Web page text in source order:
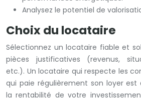
Analysez le potentiel de
Choix du locataire
Sélectionnez un locataire fiable et
pièces justificatives (revenus,
etc.). Un locataire qui respecte les
qui paie régulièrement son loyer est
la rentabilité de votre